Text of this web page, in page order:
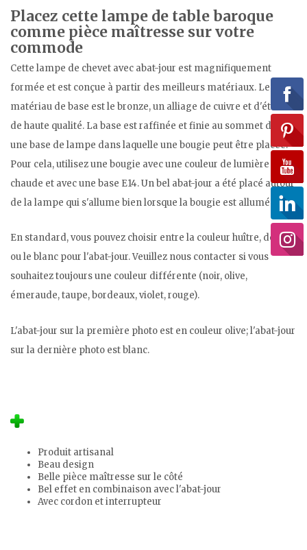
Placez cette lampe de table baroque
comme pièce maîtresse sur votre
commode
Cette lampe de chevet avec abat-jour est magnifiquement
formée et est conçue à partir des meilleurs matériaux. Le
matériau de base est le bronze, un alliage de cuivre et d'étain
de haute qualité. La base est raffinée et finie au sommet dans
une base de lampe dans laquelle une bougie peut être placée.
Pour cela, utilisez une bougie avec une couleur de lumière
chaude et avec une base E14. Un bel abat-jour a été placé autour
de la lampe qui s'allume bien lorsque la bougie est allumée.
En standard, vous pouvez choisir entre la couleur huître, dorée
ou le blanc pour l'abat-jour. Veuillez nous contacter si vous
souhaitez toujours une couleur différente (noir, olive,
émeraude, taupe, bordeaux, violet, rouge).
L'abat-jour sur la première photo est en couleur olive; l'abat-jour
sur la dernière photo est blanc.
Produit artisanal
Beau design
Belle pièce maîtresse sur le côté
Bel effet en combinaison avec l'abat-jour
Avec cordon et interrupteur